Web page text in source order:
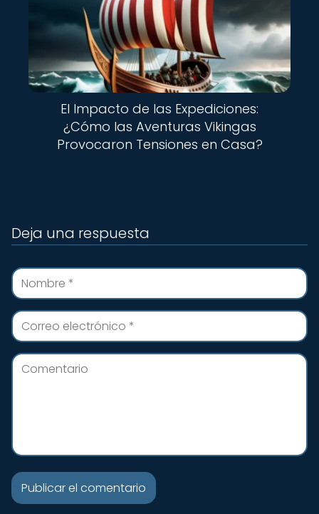
El Impacto de las Expediciones:
¿Cómo las Aventuras Vikingas
Provocaron Tensiones en Casa?
Deja una respuesta